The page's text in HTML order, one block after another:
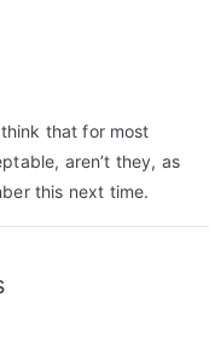
that for most
aren’t they, as
this next time.